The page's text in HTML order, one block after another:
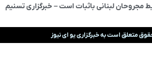
مجروحان لبنانی باثبات است – خبرگزاری تسنیم
متعلق است به خبرگزاری یو ای نیوز